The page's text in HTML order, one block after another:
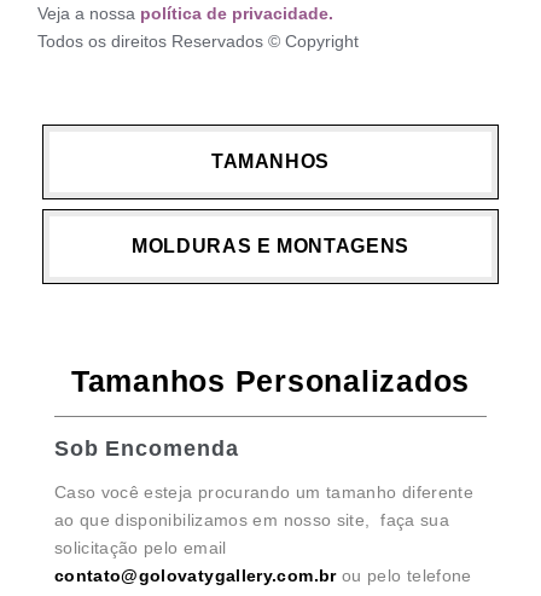
Veja a nossa política de privacidade.
Todos os direitos Reservados © Copyright
TAMANHOS
MOLDURAS E MONTAGENS
Tamanhos Personalizados
Sob Encomenda
Caso você esteja procurando um tamanho diferente
ao que disponibilizamos em nosso site, faça sua
solicitação pelo email
contato@golovatygallery.com.brou pelo telefone